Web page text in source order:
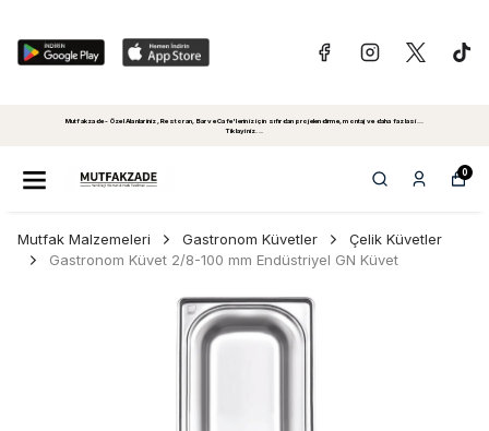
Mutfakzade - Özel Alanlariniz, Restoran, Bar ve Cafe'leriniz için sıfırdan projelendirme, montaj ve daha fazlasi...
Tiklayiniz...
0
Mutfak Malzemeleri Gastronom Küvetler
Çelik Küvetler
Gastronom Küvet 2/8-100 mm Endüstriyel GN Küvet